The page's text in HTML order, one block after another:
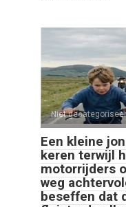
Niet
Een kleine
keren terwijl
motorrijders
weg
beseffen dat